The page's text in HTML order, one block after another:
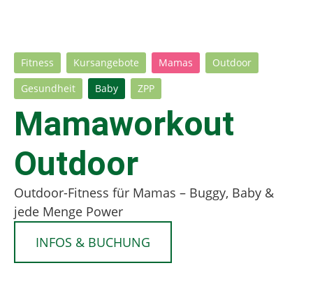
Fitness Kursangebote Mamas Outdoor
Gesundheit Baby ZPP
Mamaworkout
Outdoor
Outdoor-Fitness für Mamas – Buggy, Baby &
jede Menge Power
INFOS & BUCHUNG